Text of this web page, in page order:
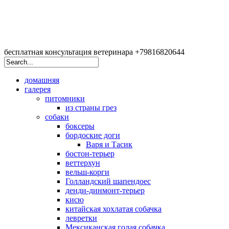
бесплатная консультация ветеринара +79816820644
домашняя
галерея
питомники
из страны грез
собаки
боксеры
бордоские доги
Варя и Тасик
бостон-терьер
веттерхун
вельш-корги
Голландский шапендоес
денди-динмонт-терьер
кисю
китайская хохлатая собачка
левретки
Мексиканская голая собачка